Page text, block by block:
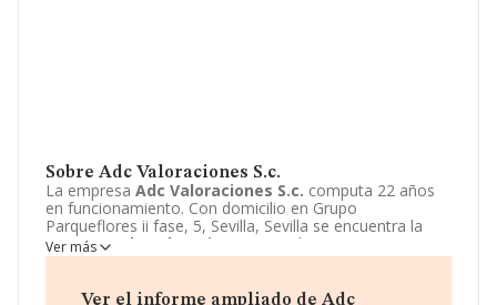
Sobre Adc Valoraciones S.c.
La empresa Adc Valoraciones S.c. computa 22 años
en funcionamiento. Con domicilio en Grupo
Parqueflores ii fase, 5, Sevilla, Sevilla se encuentra la
empresa
Adc Valoraciones S.c.
. El CNAE que
desarrolla es 7120 - Ensayos y análisis técnicos.Adc
Para más información, visite su página web:
Ver más
Ver el informe ampliado de Adc